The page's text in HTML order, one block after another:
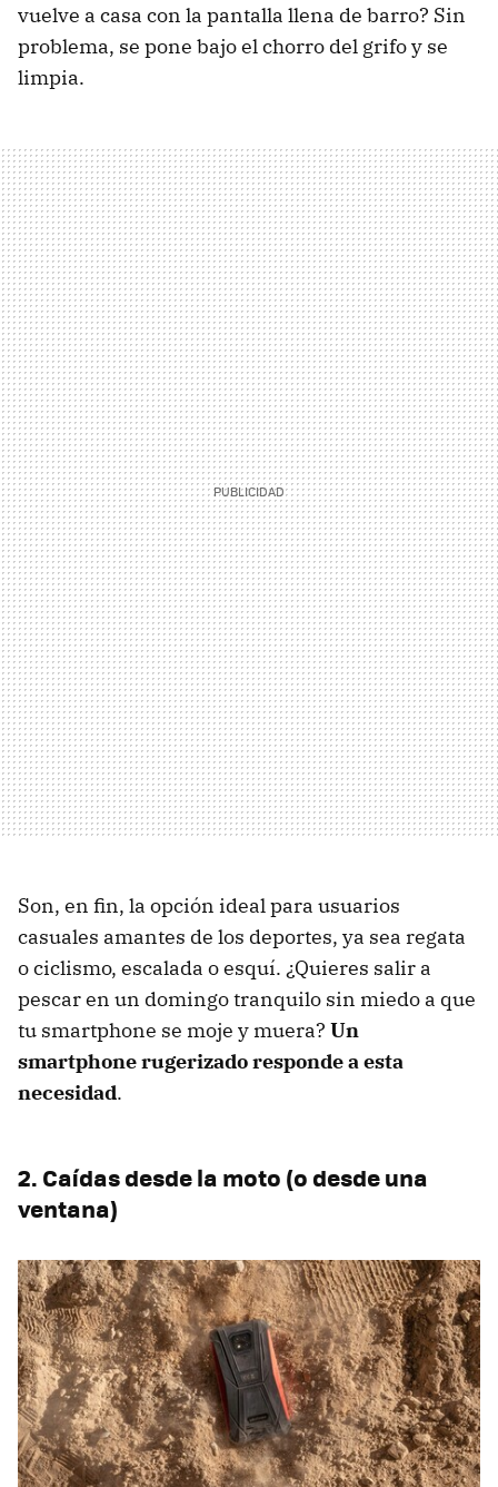
vuelve a casa con la pantalla llena de barro? Sin
problema, se pone bajo el chorro del grifo y se
limpia.
Son, en fin, la opción ideal para usuarios
casuales amantes de los deportes, ya sea regata
o ciclismo, escalada o esquí. ¿Quieres salir a
pescar en un domingo tranquilo sin miedo a que
tu smartphone se moje y muera? Un
smartphone rugerizado responde a esta
necesidad.
2. Caídas desde la moto (o desde una
ventana)